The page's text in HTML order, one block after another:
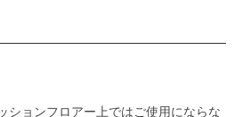
ションフロアー上ではご使用にならな